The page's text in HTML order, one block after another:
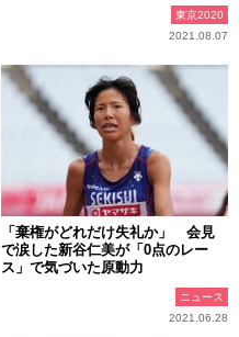
東京2020
2021.08.07
「棄権がどれだけ失礼か」 会見
で涙した新谷仁美が「0点のレー
ス」で気づいた原動力
ニュース
2021.06.28